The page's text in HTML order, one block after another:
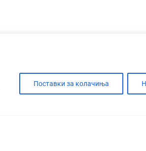
Поставки за колачиња